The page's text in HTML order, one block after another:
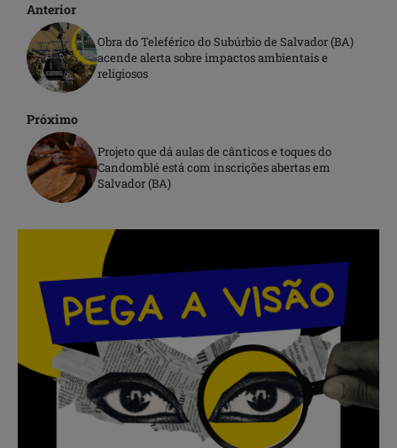
Anterior
Obra do Teleférico do Subúrbio de Salvador (BA)
acende alerta sobre impactos ambientais e
religiosos
Próximo
Projeto que dá aulas de cânticos e toques do
Candomblé está com inscrições abertas em
Salvador (BA)
.
.